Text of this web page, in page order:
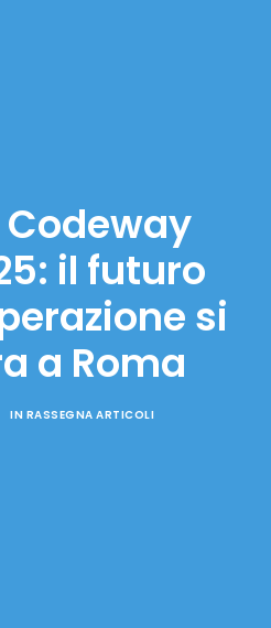
Codeway
il futuro
si
a Roma
IN RASSEGNA ARTICOLI